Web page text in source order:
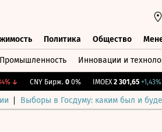
Политика Общество
Промышленность Инновации и
↓ CNY Бирж. 0 0% IMOEX 2 301,65 +1,43%
Выборы в Госдуму: каким был и